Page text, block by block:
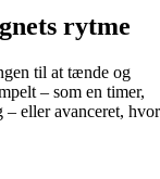
rytme
til at tænde og
– som en timer,
– eller avanceret, hvor